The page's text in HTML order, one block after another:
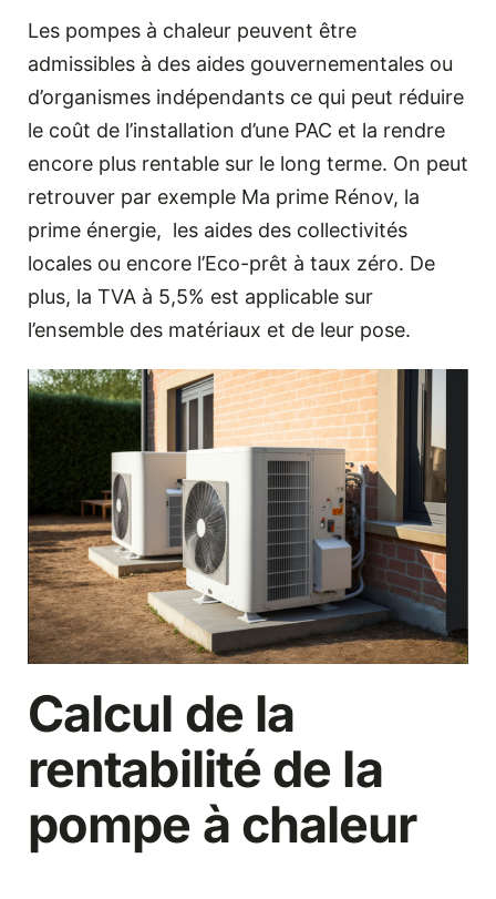
Les pompes à chaleur peuvent être
admissibles à des aides gouvernementales ou
d’organismes indépendants ce qui peut réduire
le coût de l’installation d’une PAC et la rendre
encore plus rentable sur le long terme. On peut
retrouver par exemple Ma prime Rénov, la
prime énergie, les aides des collectivités
locales ou encore l’Eco-prêt à taux zéro. De
plus, la TVA à 5,5% est applicable sur
l’ensemble des matériaux et de leur pose.
Calcul de la
rentabilité de la
pompe à chaleur